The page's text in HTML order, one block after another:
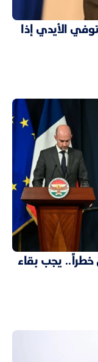
الأيدي إذا
خطراً.. يجب بقاء